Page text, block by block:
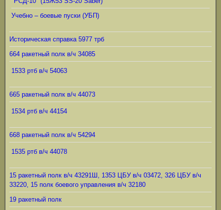
Учебно – боевые пуски (УБП)
Историческая справка 5977 трб
664 ракетный полк в/ч 34085
1533 ртб в/ч 54063
665 ракетный полк в/ч 44073
1534 ртб в/ч 44154
668 ракетный полк в/ч 54294
1535 ртб в/ч 44078
15 ракетный полк в/ч 43291Ш, 1353 ЦБУ в/ч 03472, 326 ЦБУ в/ч
33220, 15 полк боевого управления в/ч 32180
19 ракетный полк